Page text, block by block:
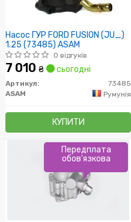
Насос ГУР FORD FUSION (JU_)
1.25 (73485) ASAM
0 відгуків
7 010 ₴ сьогодні
Артикул:
73485
ASAM
Румунія
КУПИТИ
Передплата
обов'язкова